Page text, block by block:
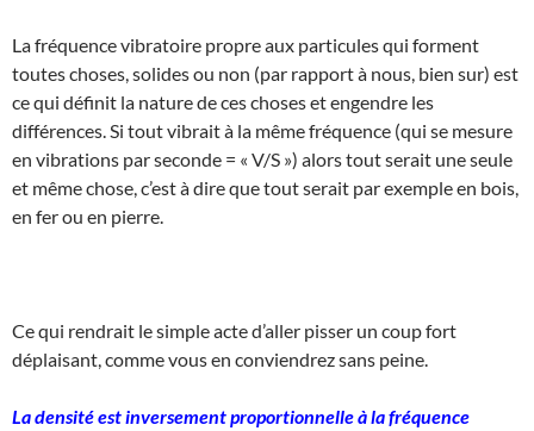
La fréquence vibratoire propre aux particules qui forment
toutes choses, solides ou non (par rapport à nous, bien sur) est
ce qui définit la nature de ces choses et engendre les
différences. Si tout vibrait à la même fréquence (qui se mesure
en vibrations par seconde = « V/S ») alors tout serait une seule
et même chose, c’est à dire que tout serait par exemple en bois,
en fer ou en pierre.
Ce qui rendrait le simple acte d’aller pisser un coup fort
déplaisant, comme vous en conviendrez sans peine.
La densité est inversement proportionnelle à la fréquence